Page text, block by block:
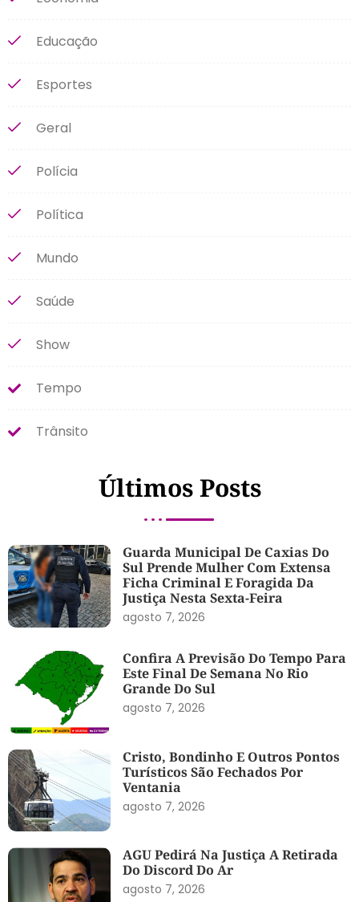
Educação
Esportes
Geral
Polícia
Política
Mundo
Saúde
Show
Tempo
Trânsito
Últimos Posts
Guarda Municipal De Caxias Do
Sul Prende Mulher Com Extensa
Ficha Criminal E Foragida Da
Justiça Nesta Sexta-Feira
agosto 7, 2026
Confira A Previsão Do Tempo Para
Este Final De Semana No Rio
Grande Do Sul
agosto 7, 2026
Cristo, Bondinho E Outros Pontos
Turísticos São Fechados Por
Ventania
agosto 7, 2026
AGU Pedirá Na Justiça A Retirada
Do Discord Do Ar
agosto 7, 2026